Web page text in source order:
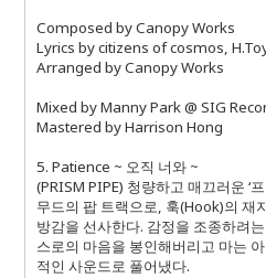
Composed by Canopy Works
Lyrics by citizens of cosmos,
Arranged by Canopy Works
Mixed by Manny Park @ SIG
Mastered by Harrison Hong
5. Patience ~ 오직 너와 ~
(PRISM PIPE) 청량하고 매끄러운 ‘
무드의 팝 트랙으로, 훅(Hook)의 재
방감을 선사한다. 감정을 조종하려
스로의 마음을 봉인해버리고 마는
적인 사운드로 풀어냈다.